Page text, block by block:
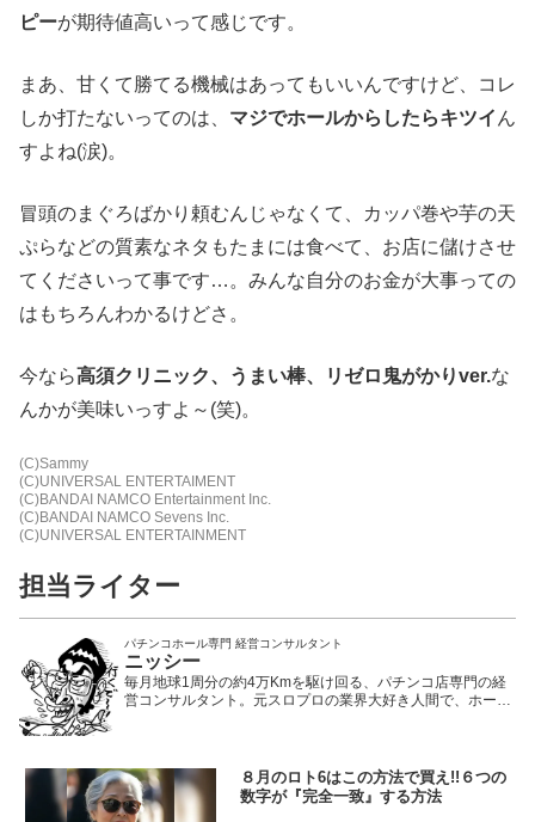
ピーが期待値高いって感じです。
まあ、甘くて勝てる機械はあってもいいんですけど、コレ
しか打たないってのは、 マジでホールからしたらキツイ ん
すよね(涙)。
冒頭のまぐろばかり頼むんじゃなくて、カッパ巻や芋の天
ぷらなどの質素なネタもたまには食べて、お店に儲けさせ
てくださいって事です…。みんな自分のお金が大事っての
はもちろんわかるけどさ。
今なら高須クリニック、うまい棒、リゼロ鬼がかりver.な
んかが美味いっすよ～(笑)。
(C)Sammy
(C)UNIVERSAL ENTERTAIMENT
(C)BANDAI NAMCO Entertainment Inc.
(C)BANDAI NAMCO Sevens Inc.
(C)UNIVERSAL ENTERTAINMENT
担当ライター
パチンコホール専門 経営コンサルタント
ニッシー
毎月地球1周分の約4万Kmを駆け回る、パチンコ店専門の経
営コンサルタント。元スロプロの業界大好き人間で、ホール
８月のロト6はこの方法で買え!!６つの
数字が『完全一致』する方法